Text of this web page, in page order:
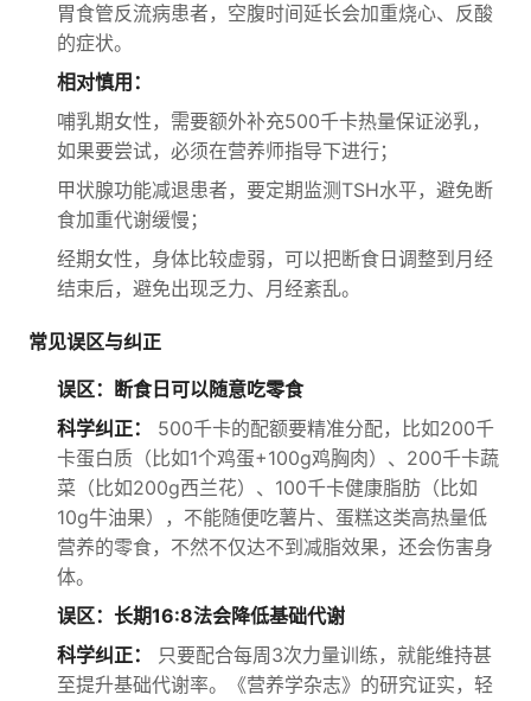
胃食管反流病患者，空腹时间延长会加重烧心、反酸
的症状。
相对慎用：
哺乳期女性，需要额外补充500千卡热量保证泌乳，
如果要尝试，必须在营养师指导下进行；
甲状腺功能减退患者，要定期监测TSH水平，避免断
食加重代谢缓慢；
经期女性，身体比较虚弱，可以把断食日调整到月经
结束后，避免出现乏力、月经紊乱。
常见误区与纠正
误区：断食日可以随意吃零食
科学纠正：
500千卡的配额要精准分配，比如200千
卡蛋白质（比如1个鸡蛋+100g鸡胸肉）、200千卡蔬
菜（比如200g西兰花）、100千卡健康脂肪（比如
10g牛油果），不能随便吃薯片、蛋糕这类高热量低
营养的零食，不然不仅达不到减脂效果，还会伤害身
体。
误区：长期16:8法会降低基础代谢
科学纠正：
只要配合每周3次力量训练，就能维持甚
至提升基础代谢率。《营养学杂志》的研究证实，轻